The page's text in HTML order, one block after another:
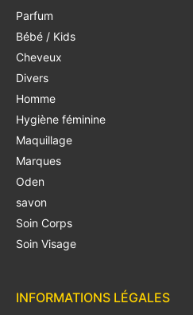
Parfum
Bébé / Kids
Cheveux
Divers
Homme
Hygiène féminine
Maquillage
Marques
Oden
savon
Soin Corps
Soin Visage
INFORMATIONS LÉGALES